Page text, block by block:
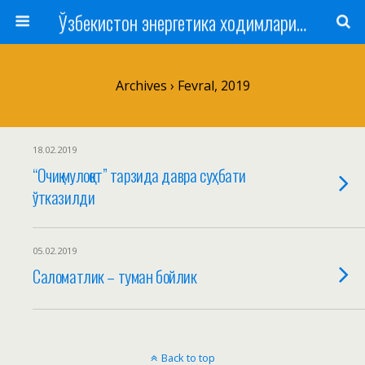
Ўзбекистон энергетика ходимлари касаба уюшмаси
Archives › Fevral, 2019
18.02.2019
“Очиқ мулоқот” тарзида давра суҳбати
ўтказилди
05.02.2019
Саломатлик – туман бойлик
Back to top